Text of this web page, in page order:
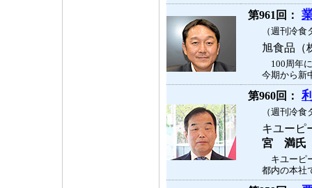
第961回：
（週刊冷
旭食品
100周年
今期から新
第960回：
（週刊冷
キユー
宮 満氏
キユーピ
都内の本社